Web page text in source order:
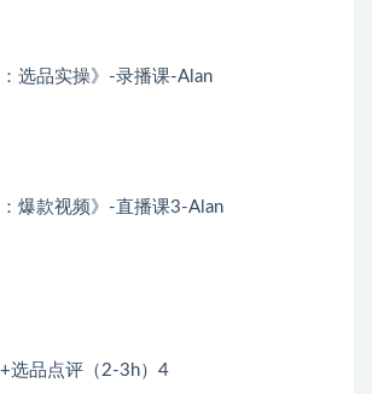
选品实操》-录播课-Alan
爆款视频》-直播课3-Alan
选品点评（2-3h）4